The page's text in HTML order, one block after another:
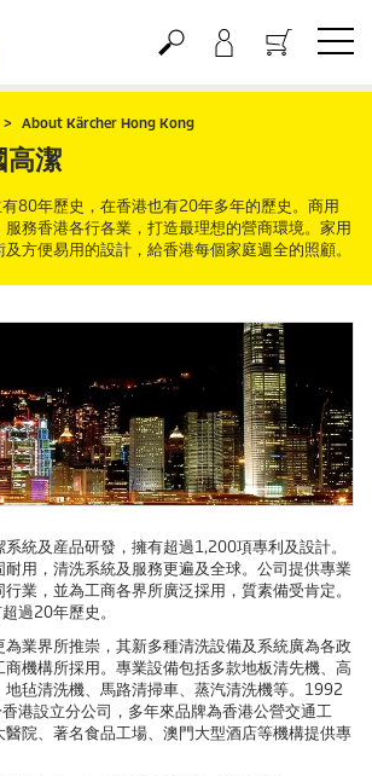
About Kärcher Hong Kong
高潔
80年歷史，在香港也有20年多年的歷史。商用
務香港各行各業，打造最理想的營商環境。家用
方便易用的設計，給香港每個家庭週全的照顧。
統及産品研發，擁有超過1,200項專利及設計。
用，清洗系統及服務更遍及全球。公司提供專業
業，並為工商各界所廣泛採用，質素備受肯定。
過20年歷史。
業界所推崇，其新多種清洗設備及系統廣為各政
商機構所採用。專業設備包括多款地板清先機、高
地毡清洗機、馬路清掃車、蒸汽清洗機等。1992
港設立分公司，多年來品牌為香港公營交通工
院、著名食品工場、澳門大型酒店等機構提供專